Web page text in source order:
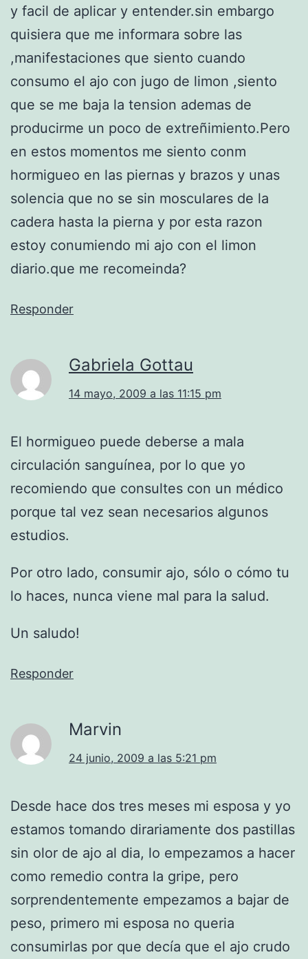
y facil de aplicar y entender.sin embargo
quisiera que me informara sobre las
,manifestaciones que siento cuando
consumo el ajo con jugo de limon ,siento
que se me baja la tension ademas de
producirme un poco de extreñimiento.Pero
en estos momentos me siento conm
hormigueo en las piernas y brazos y unas
solencia que no se sin mosculares de la
cadera hasta la pierna y por esta razon
estoy conumiendo mi ajo con el limon
diario.que me recomeinda?
Responder
Gabriela Gottau
14 mayo, 2009 a las 11:15 pm
El hormigueo puede deberse a mala
circulación sanguínea, por lo que yo
recomiendo que consultes con un médico
porque tal vez sean necesarios algunos
estudios.
Por otro lado, consumir ajo, sólo o cómo tu
lo haces, nunca viene mal para la salud.
Un saludo!
Responder
Marvin
24 junio, 2009 a las 5:21 pm
Desde hace dos tres meses mi esposa y yo
estamos tomando dirariamente dos pastillas
sin olor de ajo al dia, lo empezamos a hacer
como remedio contra la gripe, pero
sorprendentemente empezamos a bajar de
peso, primero mi esposa no queria
consumirlas por que decía que el ajo crudo